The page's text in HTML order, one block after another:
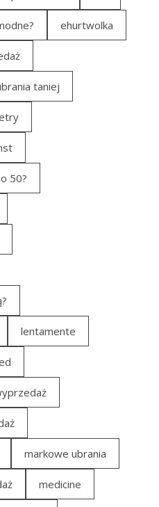
ehurtwolka
taniej
50?
lentamente
markowe ubrania
medicine